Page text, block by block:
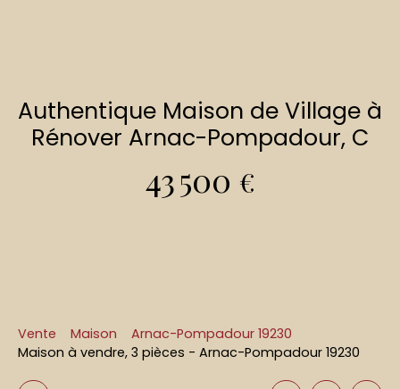
Authentique Maison de Village à
Rénover Arnac-Pompadour, C
43 500 €
Vente Maison
Arnac-Pompadour 19230
Maison à vendre, 3 pièces - Arnac-Pompadour 19230